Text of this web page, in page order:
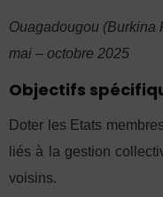
Ouagadougou (Burkina
mai – octobre 2025
Objectifs
Doter les Etats
liés à la gestion
voisins.